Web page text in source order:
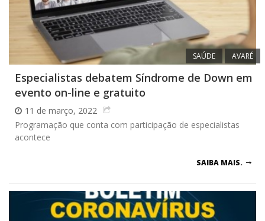
SAÚDE AVARÉ
Especialistas debatem Síndrome de Down em
evento on-line e gratuito
11 de março, 2022
Programação que conta com participação de especialistas
acontece
SAIBA MAIS.